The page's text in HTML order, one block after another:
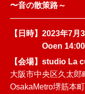
〜音の散策路～
【日時】 2023年7月
Ooen 14:00 /
【会場】 studio La
大阪市中央区久太
OsakaMetro堺筋本